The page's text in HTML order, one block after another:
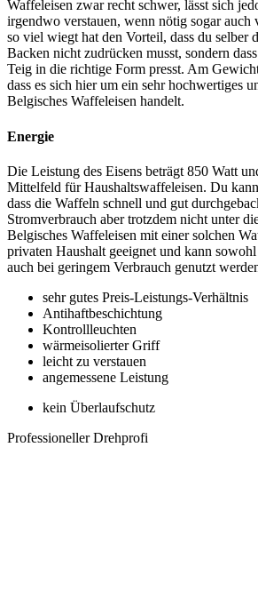
Waffeleisen zwar recht schwer, lässt sich
irgendwo verstauen, wenn nötig sogar auch
so viel wiegt hat den Vorteil, dass du selber
Backen nicht zudrücken musst, sondern
Teig in die richtige Form presst. Am
dass es sich hier um ein sehr hochwertiges
Belgisches Waffeleisen handelt.
Energie
Die Leistung des Eisens beträgt 850 Watt
Mittelfeld für Haushaltswaffeleisen. Du
dass die Waffeln schnell und gut
Stromverbrauch aber trotzdem nicht unter
Belgisches Waffeleisen mit einer solchen
privaten Haushalt geeignet und kann
auch bei geringem Verbrauch genutzt
sehr gutes Preis-Leistungs-Verhältnis
Antihaftbeschichtung
Kontrollleuchten
wärmeisolierter Griff
leicht zu verstauen
angemessene Leistung
kein Überlaufschutz
Professioneller Drehprofi